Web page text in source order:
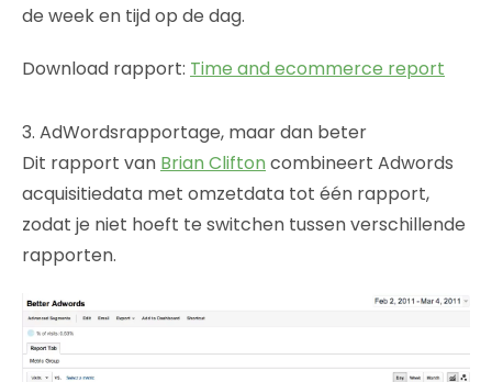
de week en tijd op de dag.
Download rapport: Time and ecommerce report
3. AdWordsrapportage, maar dan beter
Dit rapport van Brian Clifton combineert Adwords
acquisitiedata met omzetdata tot één rapport,
zodat je niet hoeft te switchen tussen verschillende
rapporten.